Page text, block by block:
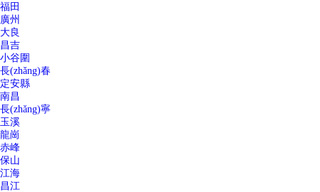
福田
廣州
大良
昌吉
小谷圍
長(zhǎng)春
定安縣
南昌
長(zhǎng)寧
玉溪
龍崗
赤峰
保山
江海
昌江